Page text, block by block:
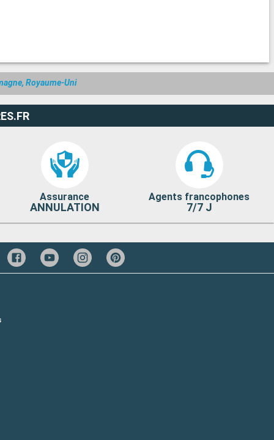
Royaume-Uni
Assurance
ANNULATION
Agents francophones
7/7 J